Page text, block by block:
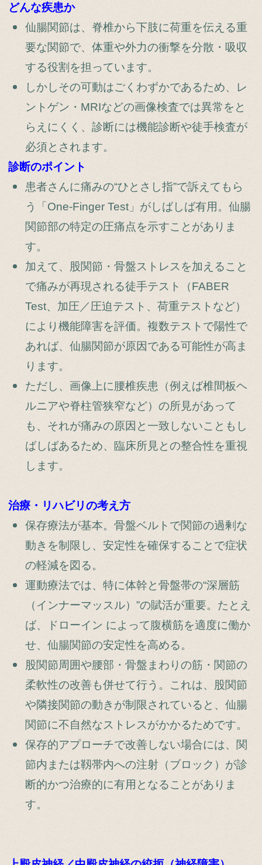
どんな疾患か
仙腸関節は、脊椎から下肢に荷重を伝える重
要な関節で、体重や外力の衝撃を分散・吸収
する役割を担っています。
しかしその可動はごくわずかであるため、レ
ントゲン・MRIなどの画像検査では異常をと
らえにくく、診断には機能診断や徒手検査が
必須とされます。
診断のポイント
患者さんに痛みの“ひとさし指”で訴えてもら
う「One‑Finger Test」がしばしば有用。仙腸
関節部の特定の圧痛点を示すことがありま
す。
加えて、股関節・骨盤ストレスを加えること
で痛みが再現される徒手テスト（FABER
Test、加圧／圧迫テスト、荷重テストなど）
により機能障害を評価。複数テストで陽性で
あれば、仙腸関節が原因である可能性が高ま
ります。
ただし、画像上に腰椎疾患（例えば椎間板ヘ
ルニアや脊柱管狭窄など）の所見があって
も、それが痛みの原因と一致しないこともし
ばしばあるため、臨床所見との整合性を重視
します。
治療・リハビリの考え方
保存療法が基本。骨盤ベルトで関節の過剰な
動きを制限し、安定性を確保することで症状
の軽減を図る。
運動療法では、特に体幹と骨盤帯の“深層筋
（インナーマッスル）”の賦活が重要。たとえ
ば、ドローイン によって腹横筋を適度に働か
せ、仙腸関節の安定性を高める。
股関節周囲や腰部・骨盤まわりの筋・関節の
柔軟性の改善も併せて行う。これは、股関節
や隣接関節の動きが制限されていると、仙腸
関節に不自然なストレスがかかるためです。
保存的アプローチで改善しない場合には、関
節内または靱帯内への注射（ブロック）が診
断的かつ治療的に有用となることがありま
す。